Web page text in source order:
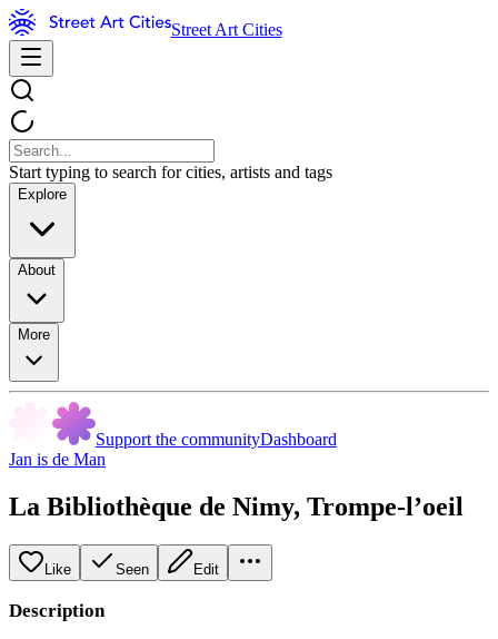
Street Art Cities
Start typing to search for cities, artists and tags
Explore
About
More
Support the communityDashboard
Jan is de Man
La Bibliothèque de Nimy, Trompe-l’oeil
Like Seen Edit
Description